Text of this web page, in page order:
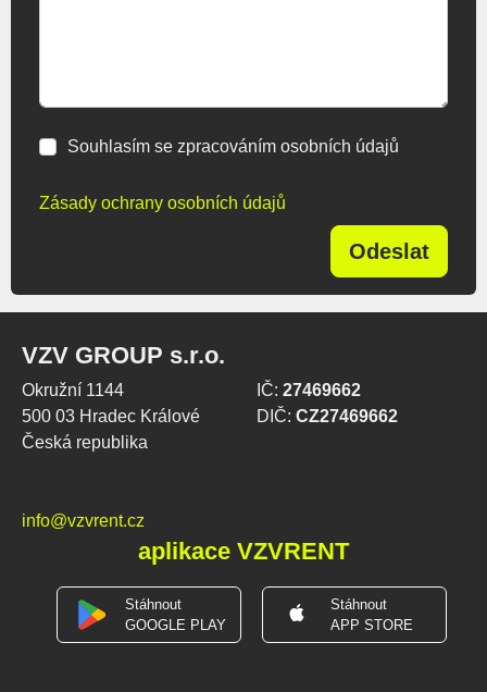
Souhlasím se zpracováním osobních údajů
Zásady ochrany osobních údajů
Odeslat
VZV GROUP s.r.o.
Okružní 1144
500 03 Hradec Králové
Česká republika
IČ: 27469662
DIČ: CZ27469662
info@vzvrent.cz
aplikace VZVRENT
Stáhnout
GOOGLE PLAY
Stáhnout
APP STORE